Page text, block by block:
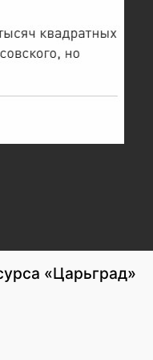
«Царьград»